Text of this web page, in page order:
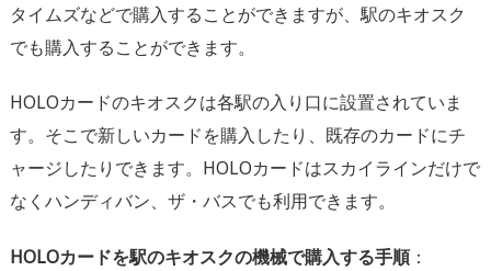
タイムズなどで購入することができますが、駅のキオスク
でも購入することができます。
HOLOカードのキオスクは各駅の入り口に設置されていま
す。そこで新しいカードを購入したり、既存のカードにチ
ャージしたりできます。HOLOカードはスカイラインだけで
なくハンディバン、ザ・バスでも利用できます。
HOLOカードを駅のキオスクの機械で購入する手順：